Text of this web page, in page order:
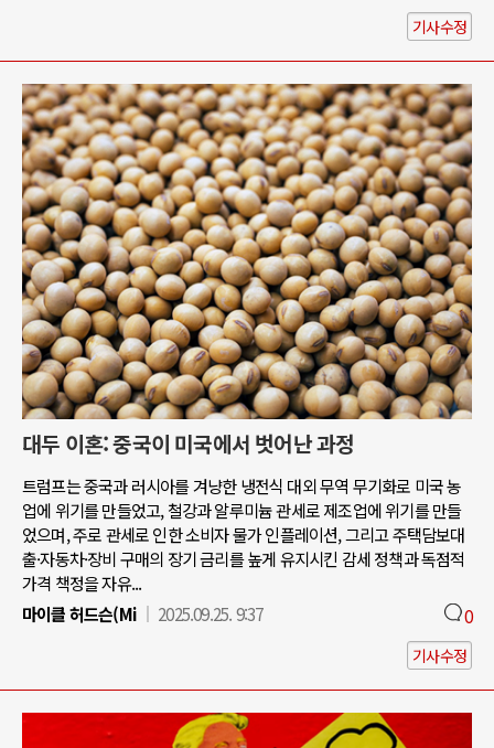
기사수정
대두 이혼: 중국이 미국에서 벗어난 과정
트럼프는 중국과 러시아를 겨냥한 냉전식 대외 무역 무기화로 미국 농
업에 위기를 만들었고, 철강과 알루미늄 관세로 제조업에 위기를 만들
었으며, 주로 관세로 인한 소비자 물가 인플레이션, 그리고 주택담보대
출·자동차·장비 구매의 장기 금리를 높게 유지시킨 감세 정책과 독점적
가격 책정을 자유...
마이클 허드슨(Mi
2025.09.25. 9:37 0
기사수정